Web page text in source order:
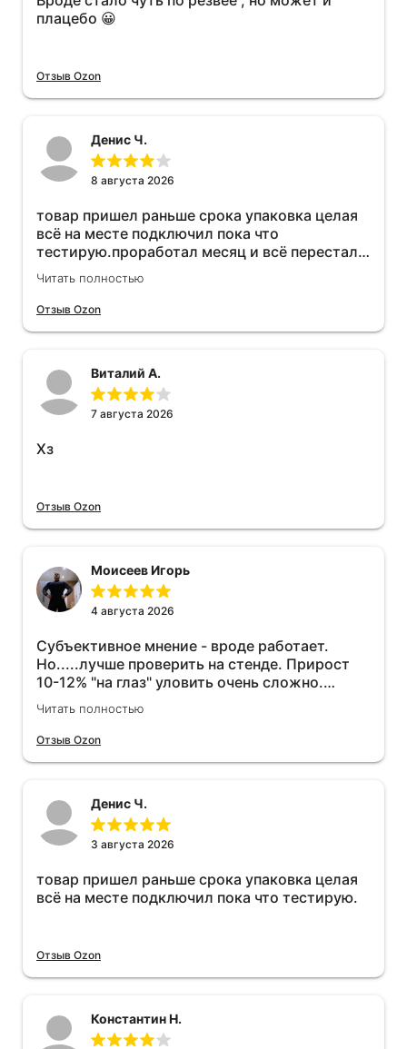
плацебо 😀
Отзыв Ozon
Денис Ч.
8 августа 2026
товар пришел раньше срока упаковка целая
всё на месте подключил пока что
тестирую.проработал месяц и всё перестал
работать прибавился расход топлива , очень
жаль деньги на ветер
Читать полностью
Отзыв Ozon
Виталий А.
7 августа 2026
Хз
Отзыв Ozon
Моисеев Игорь
4 августа 2026
Субъективное мнение - вроде работает.
Но.....лучше проверить на стенде. Прирост
10-12% "на глаз" уловить очень сложно.
Покатаюсь, потом отключу и посмотрю, что
будет 😁.
Читать полностью
Отзыв Ozon
Денис Ч.
3 августа 2026
товар пришел раньше срока упаковка целая
всё на месте подключил пока что тестирую.
Отзыв Ozon
Константин Н.